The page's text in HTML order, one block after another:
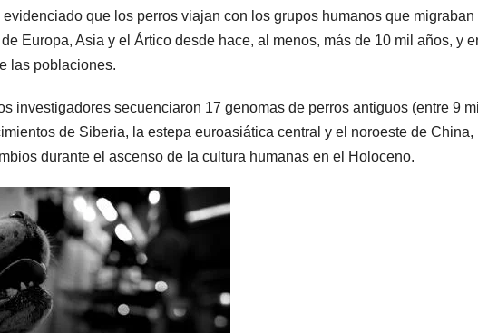
que los perros viajan con los grupos humanos que migraban
Europa, Asia y el Ártico desde hace, al menos, más de 10 mil años, y
las poblaciones.
investigadores secuenciaron 17 genomas de perros antiguos (entre 9
de Siberia, la estepa euroasiática central y el noroeste de
durante el ascenso de la cultura humanas en el Holoceno.